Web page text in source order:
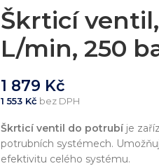
Škrticí ventil,
L/min, 250
1 879 Kč
1 553 Kč bez DPH
Škrticí ventil do potrubíje
potrubních systémech.
efektivitu celého systému.